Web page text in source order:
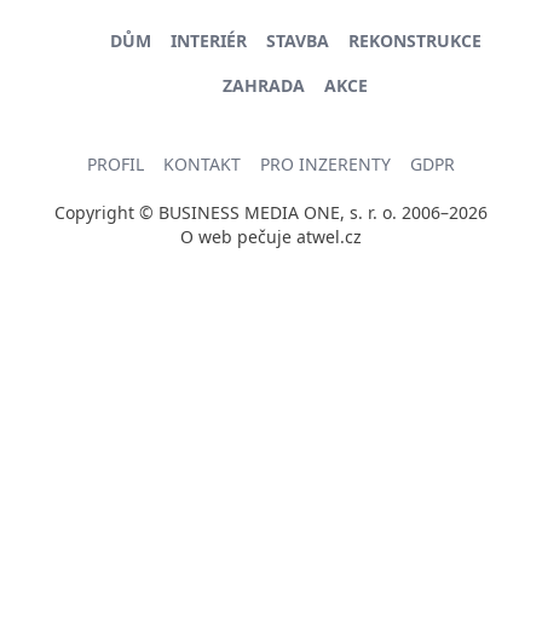
DŮM INTERIÉR STAVBA
REKONSTRUKCE
ZAHRADA
AKCE
PROFIL KONTAKT PRO INZERENTY GDPR
Copyright © BUSINESS MEDIA ONE, s. r. o. 2006–2026